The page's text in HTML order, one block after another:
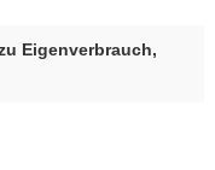
Eigenverbrauch,